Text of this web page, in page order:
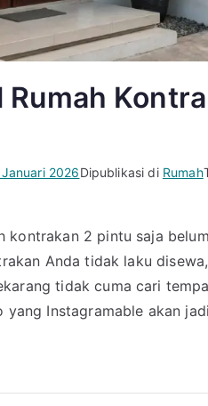
2026Dipublikasi di Rumah
kontrakan 2 pintu saja
Anda tidak laku
tidak cuma cari
Instagramable akan